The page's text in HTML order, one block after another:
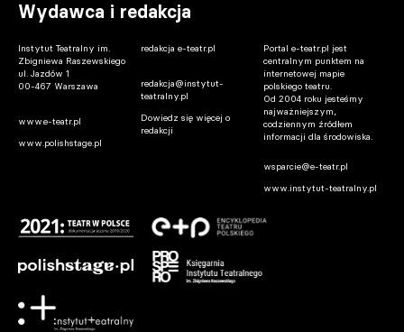
Wydawca i redakcja
Instytut Teatralny im.
Zbigniewa Raszewskiego
ul. Jazdów 1
00-467 Warszawa
www.e-teatr.pl
www.polishstage.pl
redakcja e-teatr.pl
redakcja@instytut-
teatralny.pl
Dowiedz się więcej o
redakcji
Portal e-teatr.pl jest
centralnym punktem na
internetowej mapie
polskiego teatru.
Od 2004 roku jesteśmy
najważniejszym,
codziennym źródłem
informacji dla środowiska.
wsparcie@e-teatr.pl
www.instytut-teatralny.pl